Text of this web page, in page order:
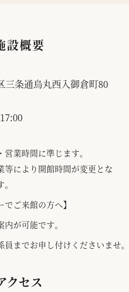
設概要
三条通烏丸西入御倉町80
業時間に準じます。
等により開館時間が変更とな
でご来館の方へ】
が可能です。
員までお申し付けくださいませ。
クセス